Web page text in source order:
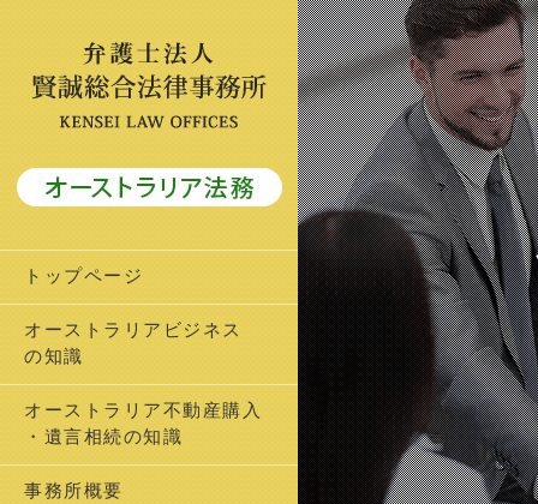
トップページ
オーストラリアビジネス
の知識
オーストラリア不動産購入
・遺言相続の知識
事務所概要